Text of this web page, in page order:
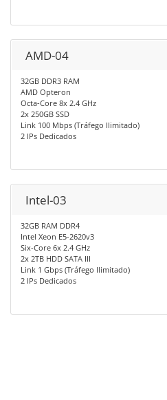
AMD-04
32GB DDR3 RAM
AMD Opteron
Octa-Core 8x 2.4 GHz
2x 250GB SSD
Link 100 Mbps (Tráfego Ilimitado)
2 IPs Dedicados
Intel-03
32GB RAM DDR4
Intel Xeon E5-2620v3
Six-Core 6x 2.4 GHz
2x 2TB HDD SATA III
Link 1 Gbps (Tráfego Ilimitado)
2 IPs Dedicados